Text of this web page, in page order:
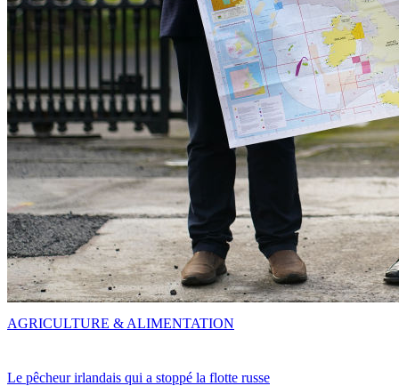
Le pêcheur irlandais qui a stoppé la flotte russe
AGRICULTURE & ALIMENTATION